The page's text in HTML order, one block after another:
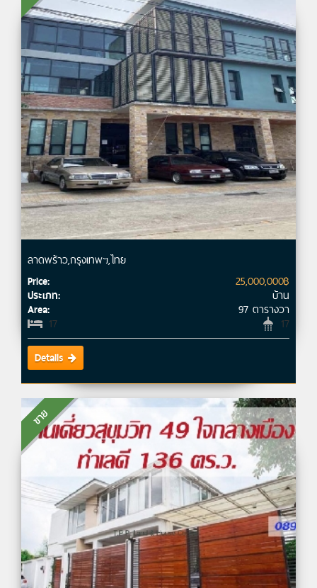
ลาดพร้าว,กรุงเทพฯ,ไทย
Price: 25,000,000฿
ประเภท: บ้าน
Area:
97 ตารางวา
17
17
Details
ขาย